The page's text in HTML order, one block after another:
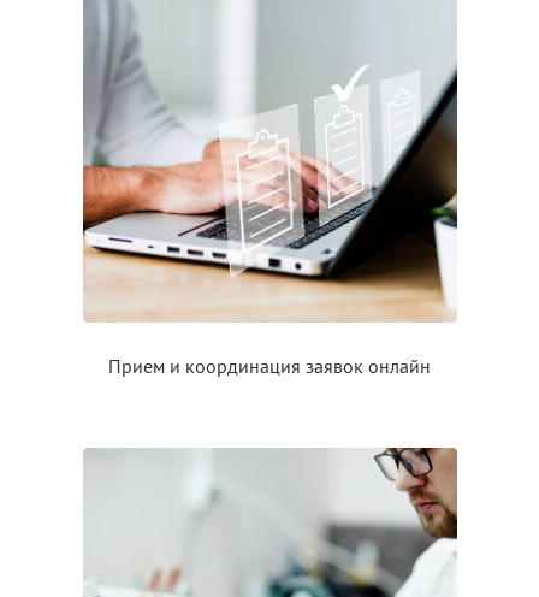
Прием и координация заявок онлайн